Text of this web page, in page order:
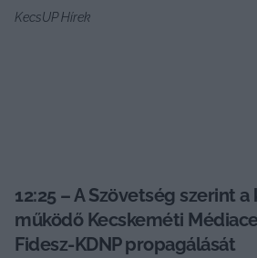
KecsUP Hírek
12:25 – A Szövetség szerint
működő Kecskeméti
Fidesz-KDNP propagálását